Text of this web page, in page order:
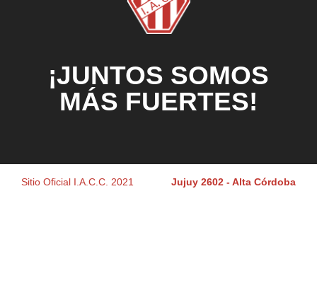
¡JUNTOS SOMOS
MÁS FUERTES!
Sitio Oficial I.A.C.C. 2021 Jujuy 2602 - Alta Córdoba